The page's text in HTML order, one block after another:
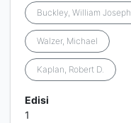
Buckley, William Joseph
Walzer, Michael
Kaplan, Robert D.
Edisi
1